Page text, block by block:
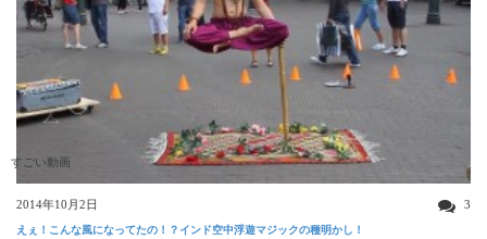
すごい動画
2014年10月2日 3
えぇ！こんな風になってたの！？インド空中浮遊マジックの種明かし！